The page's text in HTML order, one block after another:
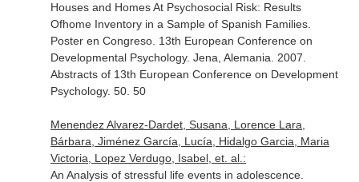
Houses and Homes At Psychosocial Risk: Results
Ofhome Inventory in a Sample of Spanish Families.
Poster en Congreso. 13th European Conference on
Developmental Psychology. Jena, Alemania. 2007.
Abstracts of 13th European Conference on Development
Psychology. 50. 50
Menendez Alvarez-Dardet, Susana, Lorence Lara,
Bárbara, Jiménez García, Lucía, Hidalgo Garcia, Maria
Victoria, Lopez Verdugo, Isabel, et. al.:
An Analysis of stressful life events in adolescence.